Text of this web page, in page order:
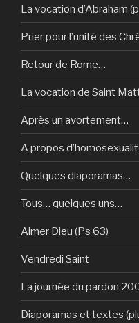
La vocation d’Abraham
Prier pour l’unité des
Retour de Rome…
La vocation de Saint
Après un avortement…
A propos
Quelques diaporamas…
Tous… quelques uns…
Aimer Dieu (Ps 63)
Vendredi Saint
La journée du pardon
Diaporamas et textes